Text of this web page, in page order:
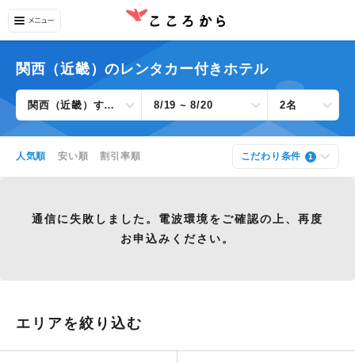
関西（近畿）のレンタカー付きホテル
関西（近畿）すべて 8/19 ~ 8/20 2名
人気順 安い順 割引率順 こだわり条件 1
通信に失敗しました。電波環境をご確認の上、再度
お申込みください。
エリアを絞り込む